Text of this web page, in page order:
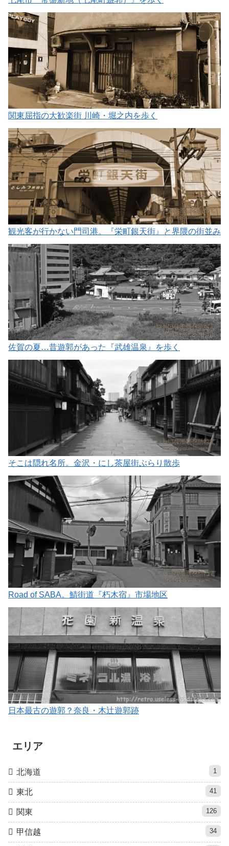
関東屈指の大歓楽街 川崎・堀之内を歩く
観光客が行かない門司港。『栄町銀天街』と界隈の街並み
佐賀の夏…昔遊郭があった『武雄温泉』を歩く
そこは隠れ名所。金沢・にし茶屋街ぶらり散歩
Road of SABA。鯖街道『朽木宿』市場地区
日本最古の遊郭？奈良・木辻遊郭跡
エリア
北海道 1
東北 41
関東 126
甲信越 34